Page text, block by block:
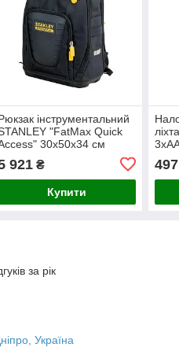
інструментальний
"FatMax Quick
30х50х34 см
921₴
Купити
497
за рік
Україна